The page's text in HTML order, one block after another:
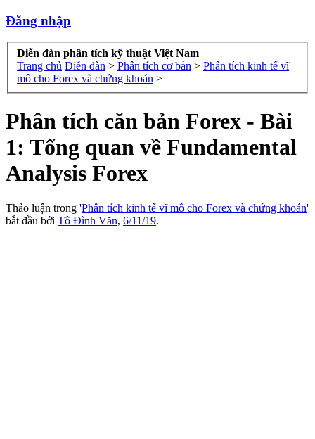
Đăng nhập
Diễn đàn phân tích kỹ thuật Việt Nam
Trang chủ Diễn đàn > Phân tích cơ bản > Phân tích kinh tế vĩ
mô cho Forex và chứng khoán >
Phân tích căn bản Forex - Bài
1: Tổng quan về Fundamental
Analysis Forex
Thảo luận trong 'Phân tích kinh tế vĩ mô cho Forex và chứng khoán'
bắt đầu bởi Tô Đình Văn, 6/11/19.